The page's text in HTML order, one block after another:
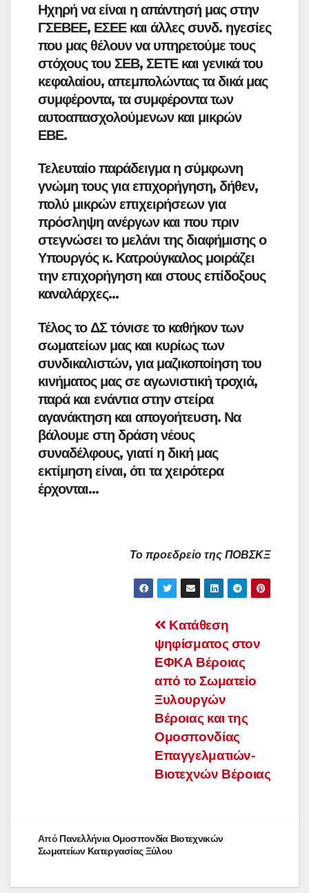
Ηχηρή να είναι η απάντησή μας στην
ΓΣΕΒΕΕ, ΕΣΕΕ και άλλες συνδ. ηγεσίες
που μας θέλουν να υπηρετούμε τους
στόχους του ΣΕΒ, ΣΕΤΕ και γενικά του
κεφαλαίου, απεμπολώντας τα δικά μας
συμφέροντα, τα συμφέροντα των
αυτοαπασχολούμενων και μικρών
ΕΒΕ.
Τελευταίο παράδειγμα η σύμφωνη
γνώμη τους για επιχορήγηση, δήθεν,
πολύ μικρών επιχειρήσεων για
πρόσληψη ανέργων και που πριν
στεγνώσει το μελάνι της διαφήμισης ο
Υπουργός κ. Κατρούγκαλος μοιράζει
την επιχορήγηση και στους επίδοξους
καναλάρχες…
Τέλος το ΔΣ τόνισε το καθήκον των
σωματείων μας και κυρίως των
συνδικαλιστών, για μαζικοποίηση του
κινήματος μας σε αγωνιστική τροχιά,
παρά και ενάντια στην στείρα
αγανάκτηση και απογοήτευση. Να
βάλουμε στη δράση νέους
συναδέλφους, γιατί η δική μας
εκτίμηση είναι, ότι τα χειρότερα
έρχονται…
Το προεδρείο της ΠΟΒΣΚΞ
Κατάθεση
ψηφίσματος στον
ΕΦΚΑ Βέροιας
από το Σωματείο
Ξυλουργών
Βέροιας και της
Ομοσπονδίας
Επαγγελματιών-
Βιοτεχνών Βέροιας
Από Πανελλήνια Ομοσπονδία Βιοτεχνικών
Σωματείων Κατεργασίας Ξύλου